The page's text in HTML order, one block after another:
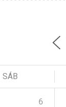
SÁB
6